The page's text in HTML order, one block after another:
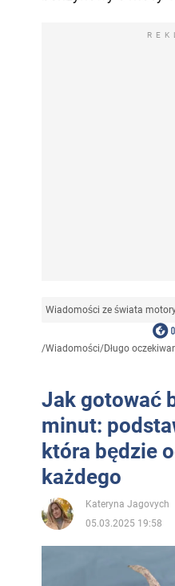
Wiadomości ze świata
/Wiadomości/Długo
Jak gotować
minut:
która będzie
każdego
Kateryna Jagovych
05.03.2025 19:58